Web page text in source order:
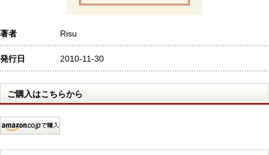
著者 Risu
発行日 2010-11-30
ご購入はこちらから